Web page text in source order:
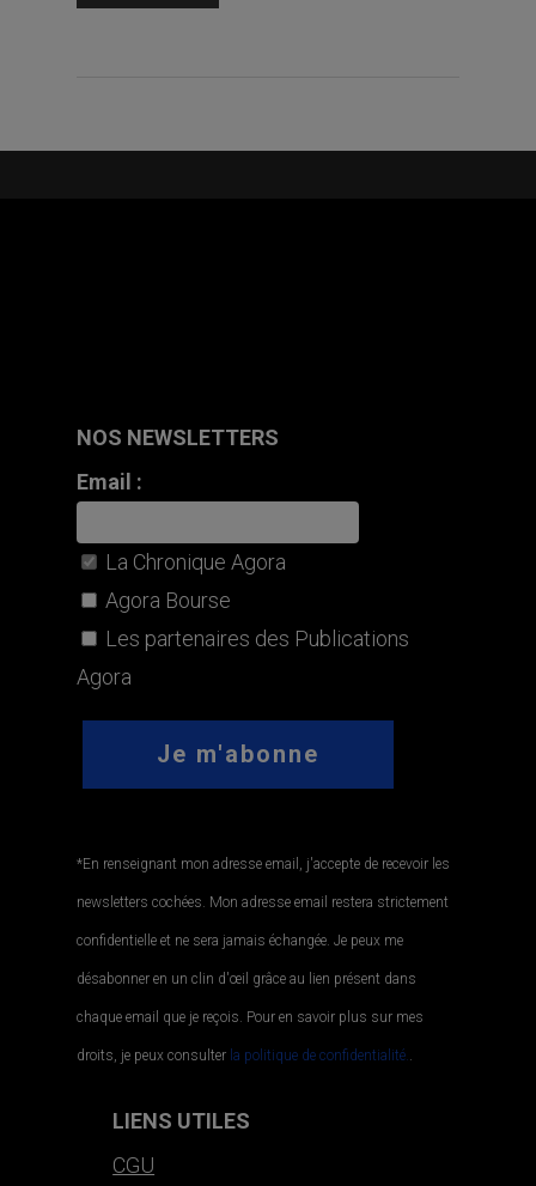
NOS NEWSLETTERS
Email :
La Chronique Agora
Agora Bourse
Les partenaires des Publications
Agora
*En renseignant mon adresse email, j'accepte de recevoir les
newsletters cochées. Mon adresse email restera strictement
confidentielle et ne sera jamais échangée. Je peux me
désabonner en un clin d'œil grâce au lien présent dans
chaque email que je reçois. Pour en savoir plus sur mes
droits, je peux consulter la politique de confidentialité..
LIENS UTILES
CGU